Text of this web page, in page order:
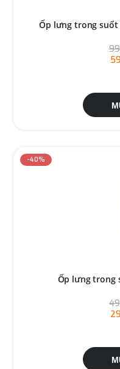
Ốp lưng trong suốt
-40%
Ốp lưng trong